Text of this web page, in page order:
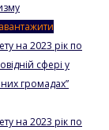
на 2023 рік по
сфері у
громадах”
на 2023 рік по